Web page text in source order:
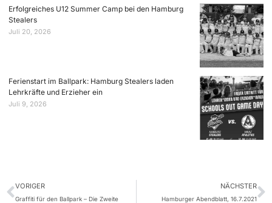
Erfolgreiches U12 Summer Camp bei den Hamburg
Stealers
Juli 20, 2026
Ferienstart im Ballpark: Hamburg Stealers laden
Lehrkräfte und Erzieher ein
Juli 9, 2026
VORIGER
Graffiti für den Ballpark – Die Zweite
NÄCHSTER
Hamburger Abendblatt, 16.7.2021